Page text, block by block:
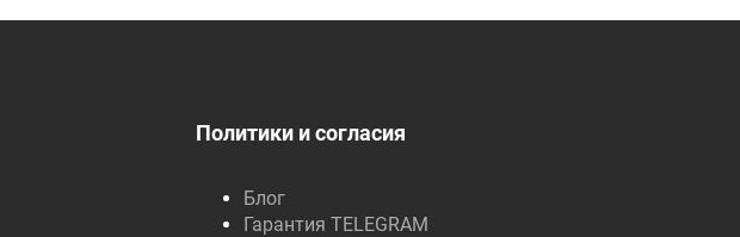
Политики и согласия
Блог
Гарантия TELEGRAM